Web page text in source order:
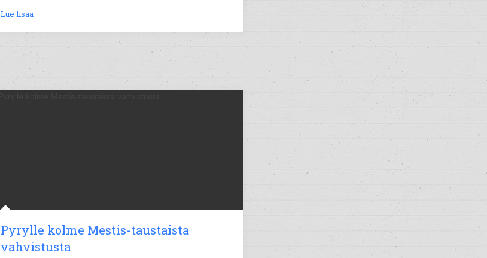
Lue lisää
Pyrylle kolme Mestis-taustaista
vahvistusta